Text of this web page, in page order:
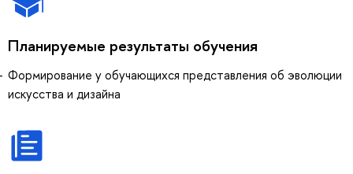
Планируемые результаты обучения
Формирование у обучающихся представления об эволюции
искусства и дизайна